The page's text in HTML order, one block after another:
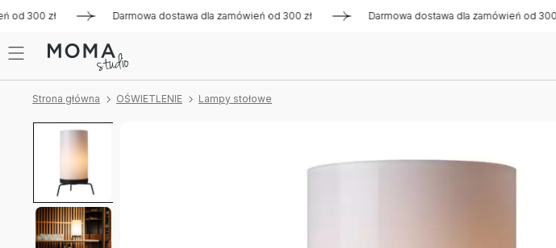
300 zł Darmowa dostawa dla zamówień od 300 zł Darmowa dostawa dla zamówień od 300 zł
Strona główna OŚWIETLENIE Lampy stołowe